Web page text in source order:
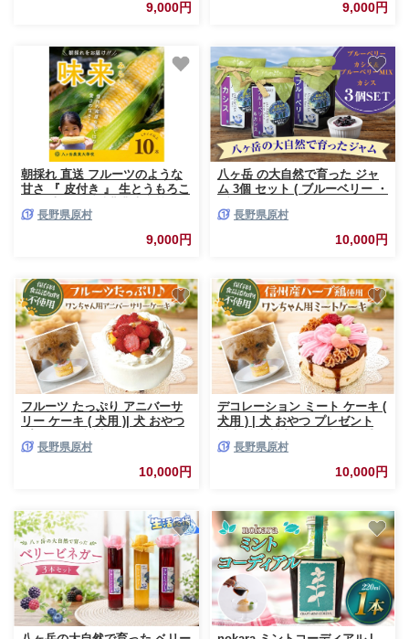
9,000円 9,000円
朝採れ 直送 フルーツのような
甘さ 『 皮付き 』 生とうもろこ
ウモロコシ とうもろこし 自然
旨味 甘味 生食 信州 八ヶ岳 長
長野県原村
9,000円
八ヶ岳 の大自然で育った ジャ
ム 3個 セット ( ブルーベリー ・
カシス ) | パン トースト ヨーグ
ルト 甘い 農薬不使用 安心 信州
八ヶ岳 長野県 諏訪郡 原村
長野県原村
10,000円
フルーツ たっぷり アニバーサ
リー ケーキ ( 犬用 )| 犬 おやつ
リー フルーツ 手作り 保存料不
使用 冷凍 信州 八ヶ岳 長野県
長野県原村
10,000円
デコレーション ミート ケーキ (
犬用 ) | 犬 おやつ プレゼント
り 保存料不使用 冷凍 信州 八ヶ
長野県原村
10,000円